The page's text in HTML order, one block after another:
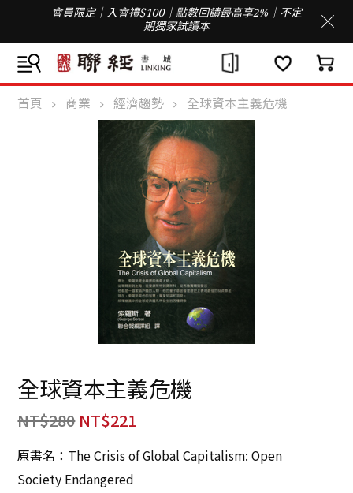
會員限定｜入會禮$100｜點數回饋最高享2%｜不定
期獨家試讀本
首頁 商業 經濟趨勢 全球資本主義危機
全球資本主義危機
NT$280 NT$221
原書名：The Crisis of Global Capitalism: Open
Society Endangered